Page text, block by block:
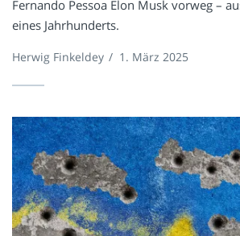
Fernando Pessoa Elon Musk vorweg –
eines Jahrhunderts.
Herwig Finkeldey / 1. März 2025